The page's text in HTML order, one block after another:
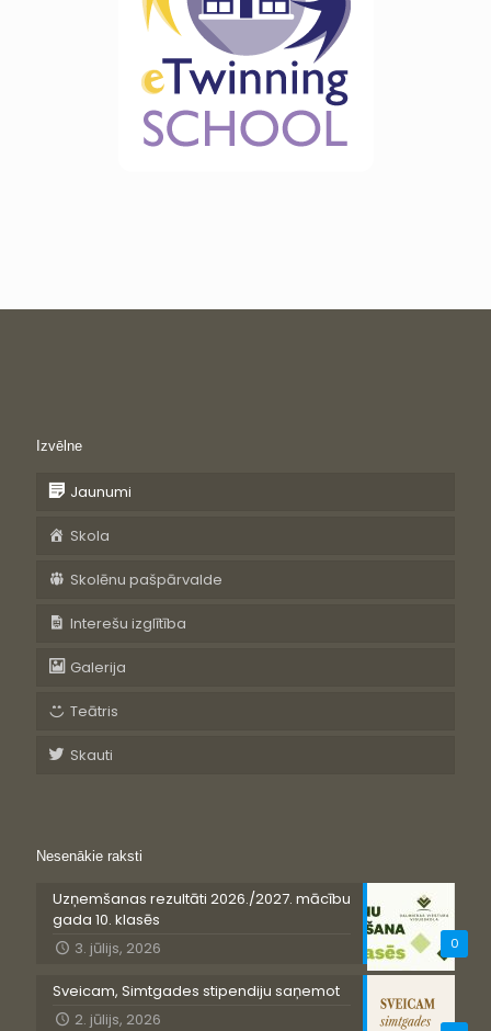
Izvēlne
Jaunumi
Skola
Skolēnu pašpārvalde
Interešu izglītība
Galerija
Teātris
Skauti
Nesenākie raksti
0
Uzņemšanas rezultāti 2026./2027. mācību
gada 10. klasēs
3. jūlijs, 2026
Sveicam, Simtgades stipendiju saņemot
2. jūlijs, 2026